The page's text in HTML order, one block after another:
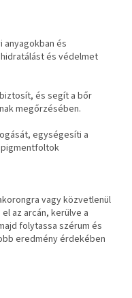
anyagokban és
és védelmet
és segít a bőr
megőrzésében.
egységesíti a
vagy közvetlenül
az arcán, kerülve a
folytassa szérum és
eredmény érdekében